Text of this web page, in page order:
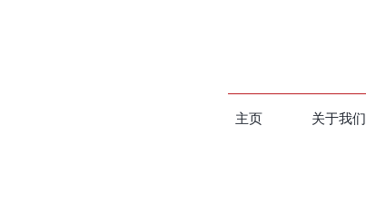
主页 关于我们